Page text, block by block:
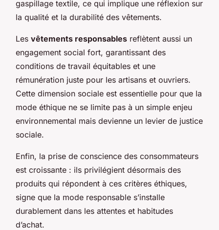
gaspillage textile, ce qui implique une réflexion sur
la qualité et la durabilité des vêtements.
Les vêtements responsables reflètent aussi un
engagement social fort, garantissant des
conditions de travail équitables et une
rémunération juste pour les artisans et ouvriers.
Cette dimension sociale est essentielle pour que la
mode éthique ne se limite pas à un simple enjeu
environnemental mais devienne un levier de justice
sociale.
Enfin, la prise de conscience des consommateurs
est croissante : ils privilégient désormais des
produits qui répondent à ces critères éthiques,
signe que la mode responsable s’installe
durablement dans les attentes et habitudes
d’achat.